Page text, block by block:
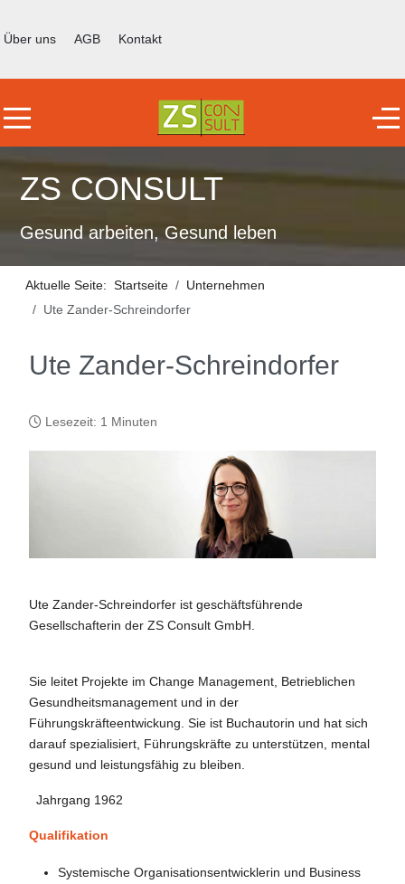
Über uns AGB Kontakt
Mobile Menu Toggle
ZS CONSULT
Gesund arbeiten, Gesund leben
Aktuelle Seite:Startseite
Unternehmen
Ute Zander-Schreindorfer
Ute Zander-Schreindorfer
Lesezeit: 1 Minuten
Ute Zander-Schreindorfer ist geschäftsführende
Gesellschafterin der ZS Consult GmbH.
Sie leitet Projekte im Change Management, Betrieblichen
Gesundheitsmanagement und in der
Führungskräfteentwickung. Sie ist Buchautorin und hat sich
darauf spezialisiert, Führungskräfte zu unterstützen, mental
gesund und leistungsfähig zu bleiben.
Jahrgang 1962
Qualifikation
Systemische Organisationsentwicklerin und Business